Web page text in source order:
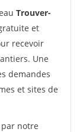
Trouver-
et
recevoir
Une
demandes
et sites de
notre